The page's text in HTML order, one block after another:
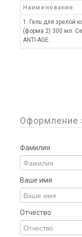
Наименование
1. Гель для зрелой
(форма 2) 300 мл.
ANTI-AGE.
Оформление
Фамилия
Ваше имя
Отчество